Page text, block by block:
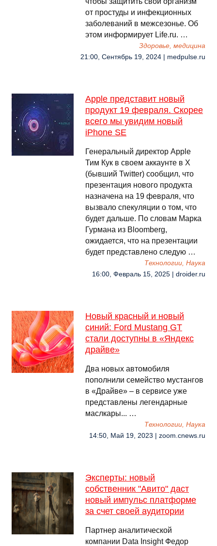
от простуды и инфекционных
заболеваний в межсезонье. Об
этом информирует Life.ru. …
Здоровье, медицина
21:00, Сентябрь 19, 2024 | medpulse.ru
Apple представит новый
продукт 19 февраля. Скорее
всего мы увидим новый
iPhone SE
Генеральный директор Apple
Тим Кук в своем аккаунте в X
(бывший Twitter) сообщил, что
презентация нового продукта
назначена на 19 февраля, что
вызвало спекуляции о том, что
будет дальше. По словам Марка
Гурмана из Bloomberg,
ожидается, что на презентации
будет представлено следую …
Технологии, Наука
16:00, Февраль 15, 2025 | droider.ru
Новый красный и новый
синий: Ford Mustang GT
стали доступны в «Яндекс
драйве»
Два новых автомобиля
пополнили семейство мустангов
в «Драйве» – в сервисе уже
представлены легендарные
маслкары... …
Технологии, Наука
14:50, Май 19, 2023 | zoom.cnews.ru
Эксперты: новый
собственник "Авито" даст
новый импульс платформе
за счет своей аудитории
Партнер аналитической
компании Data Insight Федор